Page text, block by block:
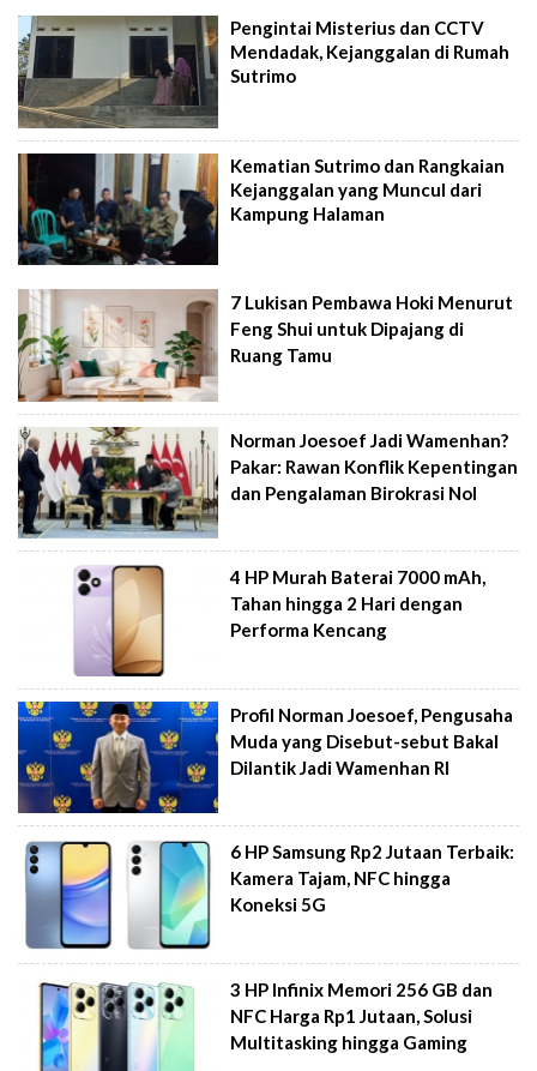
Pengintai Misterius dan CCTV
Mendadak, Kejanggalan di Rumah
Sutrimo
Kematian Sutrimo dan Rangkaian
Kejanggalan yang Muncul dari
Kampung Halaman
7 Lukisan Pembawa Hoki Menurut
Feng Shui untuk Dipajang di
Ruang Tamu
Norman Joesoef Jadi Wamenhan?
Pakar: Rawan Konflik Kepentingan
dan Pengalaman Birokrasi Nol
4 HP Murah Baterai 7000 mAh,
Tahan hingga 2 Hari dengan
Performa Kencang
Profil Norman Joesoef, Pengusaha
Muda yang Disebut-sebut Bakal
Dilantik Jadi Wamenhan RI
6 HP Samsung Rp2 Jutaan Terbaik:
Kamera Tajam, NFC hingga
Koneksi 5G
3 HP Infinix Memori 256 GB dan
NFC Harga Rp1 Jutaan, Solusi
Multitasking hingga Gaming